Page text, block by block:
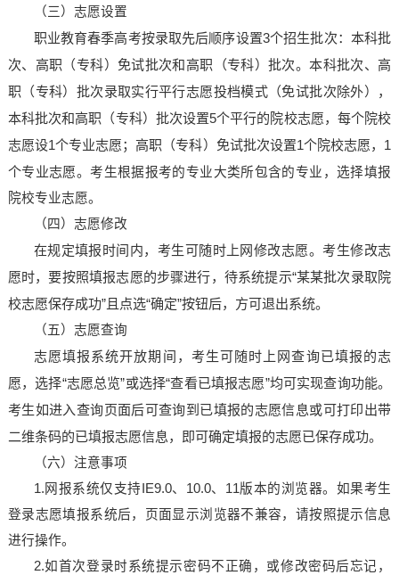
（三）志愿设置
职业教育春季高考按录取先后顺序设置3个招生批次：本科批
次、高职（专科）免试批次和高职（专科）批次。本科批次、高
职（专科）批次录取实行平行志愿投档模式（免试批次除外），
本科批次和高职（专科）批次设置5个平行的院校志愿，每个院校
志愿设1个专业志愿；高职（专科）免试批次设置1个院校志愿，1
个专业志愿。考生根据报考的专业大类所包含的专业，选择填报
院校专业志愿。
（四）志愿修改
在规定填报时间内，考生可随时上网修改志愿。考生修改志
愿时，要按照填报志愿的步骤进行，待系统提示“某某批次录取院
校志愿保存成功”且点选“确定”按钮后，方可退出系统。
（五）志愿查询
志愿填报系统开放期间，考生可随时上网查询已填报的志
愿，选择“志愿总览”或选择“查看已填报志愿”均可实现查询功能。
考生如进入查询页面后可查询到已填报的志愿信息或可打印出带
二维条码的已填报志愿信息，即可确定填报的志愿已保存成功。
（六）注意事项
1.网报系统仅支持IE9.0、10.0、11版本的浏览器。如果考生
登录志愿填报系统后，页面显示浏览器不兼容，请按照提示信息
进行操作。
2.如首次登录时系统提示密码不正确，或修改密码后忘记，